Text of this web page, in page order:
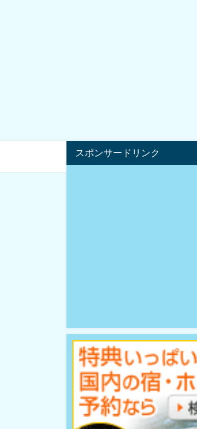
スポンサードリンク